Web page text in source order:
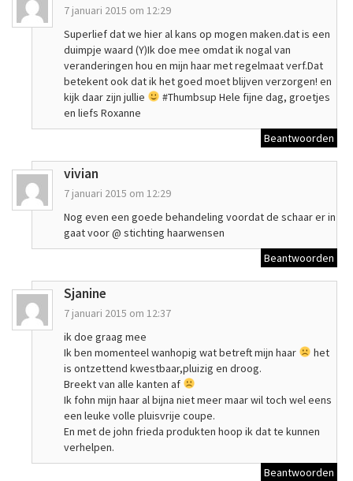
7 januari 2015 om 12:29
Superlief dat we hier al kans op mogen maken.dat is een
duimpje waard (Y)Ik doe mee omdat ik nogal van
veranderingen hou en mijn haar met regelmaat verf.Dat
betekent ook dat ik het goed moet blijven verzorgen! en
kijk daar zijn jullie
#Thumbsup Hele fijne dag, groetjes
en liefs Roxanne
Beantwoorden
vivian
7 januari 2015 om 12:29
Nog even een goede behandeling voordat de schaar er in
gaat voor @ stichting haarwensen
Beantwoorden
Sjanine
7 januari 2015 om 12:37
ik doe graag mee
Ik ben momenteel wanhopig wat betreft mijn haar
het
is ontzettend kwestbaar,pluizig en droog.
Breekt van alle kanten af
Ik fohn mijn haar al bijna niet meer maar wil toch wel eens
een leuke volle pluisvrije coupe.
En met de john frieda produkten hoop ik dat te kunnen
verhelpen.
Beantwoorden